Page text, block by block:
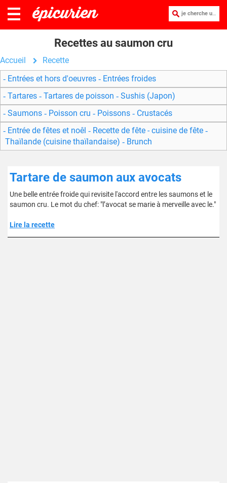
je cherche une recette :
Recettes au saumon cru
Accueil
Recette
Entrées et hors d'oeuvres
Entrées froides
Tartares
Tartares de poisson
Sushis (Japon)
Saumons
Poisson cru Poissons
Crustacés
Entrée de fêtes et noêl
Recette de fête - cuisine de fête
Thaïlande (cuisine thaïlandaise)
Brunch
Tartare de saumon aux avocats
Une belle entrée froide qui revisite l'accord entre les saumons et le
saumon cru. Le mot du chef: "l’avocat se marie à merveille avec le."
Lire la recette